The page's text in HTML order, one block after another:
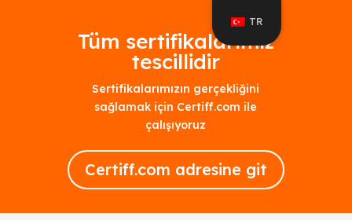
Tüm sertifikalarımız
tescillidir
Sertifikalarımızın gerçekliğini
sağlamak için Certiff.com ile
çalışıyoruz
Certiff.com adresine git
TR